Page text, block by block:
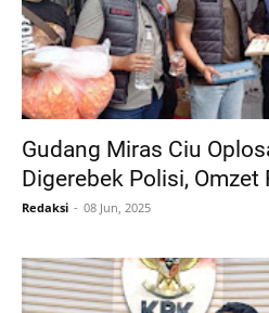
Gudang Miras Ciu
Digerebek Polisi, Omzet
Redaksi 08 Jun, 2025